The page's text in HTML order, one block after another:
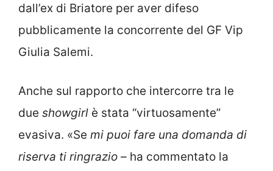
dall’ex di Briatore per aver difeso
pubblicamente la concorrente del GF Vip
Giulia Salemi.
Anche sul rapporto che intercorre tra le
due showgirl è stata “virtuosamente”
evasiva. «Se mi puoi fare una domanda di
riserva ti ringrazio – ha commentato la